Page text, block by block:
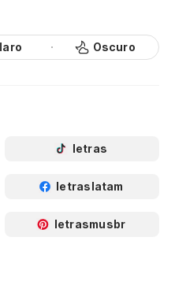
Oscuro
letras
letraslatam
letrasmusbr